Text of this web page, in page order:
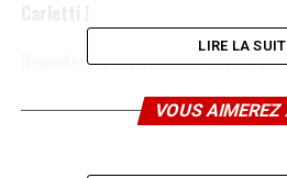
Répondez via le formulaire suivant
25 novembre au 4 décembre 2013
LIRE LA
VOUS